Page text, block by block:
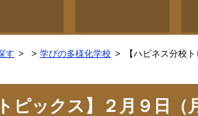
す > 学びの多様化学校
【ハピネス分校
ピックス】２月９日（